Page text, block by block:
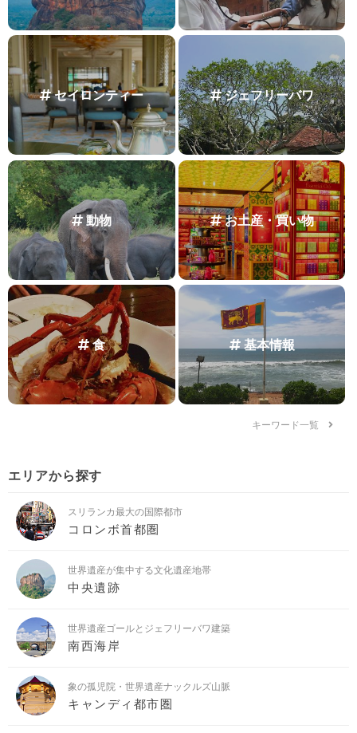
セイロンティー ジェフリーバワ
動物 お土産・買い物
食 基本情報
キーワード一覧
エリアから探す
スリランカ最大の国際都市
コロンボ首都圏
世界遺産が集中する文化遺産地帯
中央遺跡
世界遺産ゴールとジェフリーバワ建築
南西海岸
象の孤児院・世界遺産ナックルズ山脈
キャンディ都市圏